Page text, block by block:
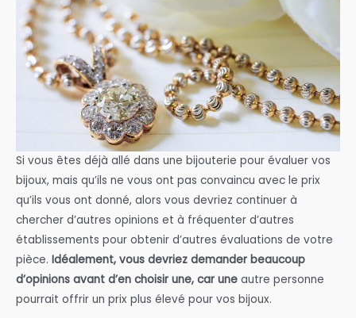
Si vous êtes déjà allé dans une bijouterie pour évaluer vos
bijoux, mais qu’ils ne vous ont pas convaincu avec le prix
qu’ils vous ont donné, alors vous devriez continuer à
chercher d’autres opinions et à fréquenter d’autres
établissements pour obtenir d’autres évaluations de votre
pièce. Idéalement, vous devriez demander beaucoup
d’opinions avant d’en choisir une, car une autre personne
pourrait offrir un prix plus élevé pour vos bijoux.